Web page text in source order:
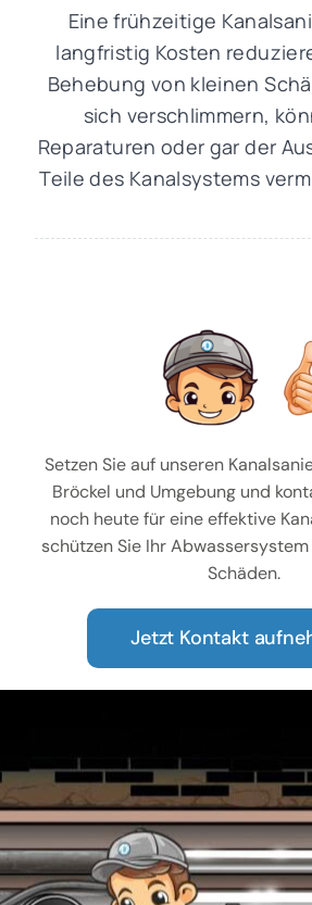
Eine frühzeitige
langfristig Kosten
Behebung von kleinen
sich verschlimmern,
Reparaturen oder gar der
Teile des Kanalsystems
Setzen Sie auf unseren
Bröckel und Umgebung und
noch heute für eine effektive
schützen Sie Ihr
Schäden.
Jetzt Kontakt